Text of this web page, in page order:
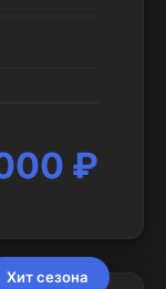
₽
Хит сезона